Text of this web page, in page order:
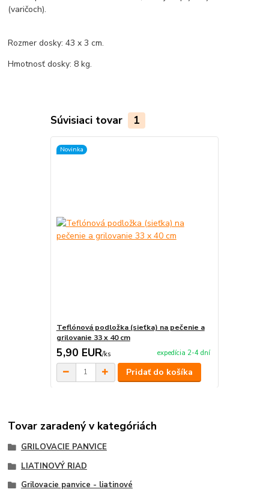
(varičoch).
Rozmer dosky: 43 x 3 cm.
Hmotnosť dosky: 8 kg.
Súvisiaci tovar 1
Novinka
Teflónová podložka (sieťka) na pečenie a
grilovanie 33 x 40 cm
5,90 EUR/ks expedícia 2-4 dní
Pridať do košíka
Tovar zaradený v kategóriách
GRILOVACIE PANVICE
LIATINOVÝ RIAD
Grilovacie panvice - liatinové